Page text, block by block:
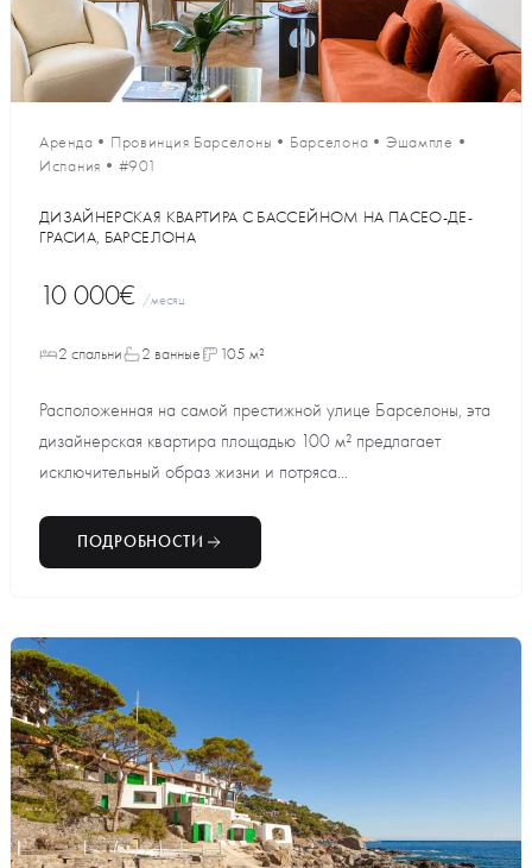
Аренда • Провинция Барселоны • Барселона • Эшампле •
Испания • #901
ДИЗАЙНЕРСКАЯ КВАРТИРА С БАССЕЙНОМ НА ПАСЕО-ДЕ-
ГРАСИА, БАРСЕЛОНА
10 000€ /месяц
2 спальни 2 ванные 105 м²
Расположенная на самой престижной улице Барселоны, эта
дизайнерская квартира площадью 100 м² предлагает
исключительный образ жизни и потряса...
ПОДРОБНОСТИ